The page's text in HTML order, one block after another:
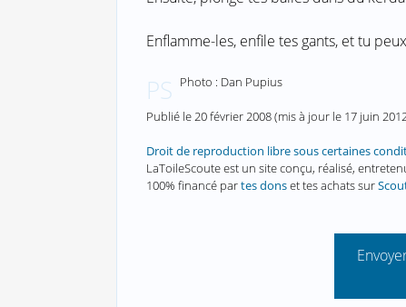
Enflamme-les, enfile tes gants, et tu
PS Photo : Dan Pupius
Publié le20 février 2008(mis à jour le 17 juin
Droit de reproduction libre sous certaines
LaToileScoute est un site conçu, réalisé,
100% financé partes donset tes achats sur